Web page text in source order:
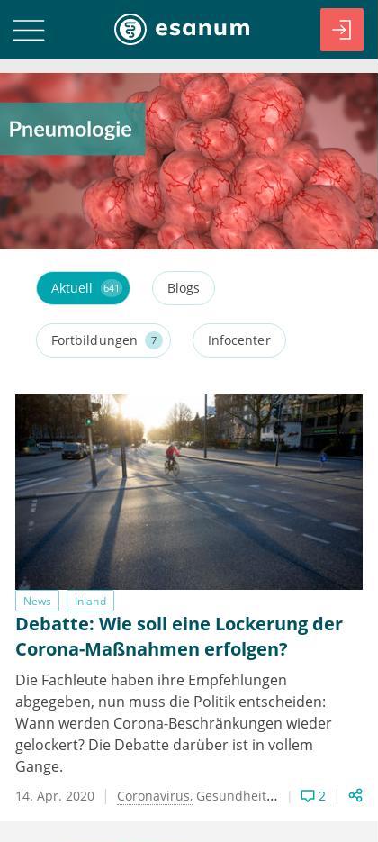
Aktuell 641 Blogs
Fortbildungen 7 Infocenter
News Inland
Debatte: Wie soll eine Lockerung der
Corona-Maßnahmen erfolgen?
Die Fachleute haben ihre Empfehlungen
abgegeben, nun muss die Politik entscheiden:
Wann werden Corona-Beschränkungen wieder
gelockert? Die Debatte darüber ist in vollem
Gange.
14. Apr. 2020 Coronavirus Gesundheitspolitik 2